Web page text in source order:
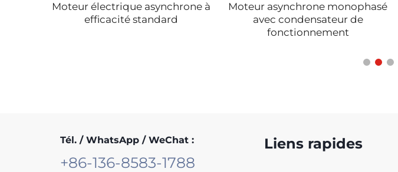
Moteur électrique asynchrone à
efficacité standard
Moteur asynchrone monophasé
avec condensateur de
fonctionnement
Tél. / WhatsApp / WeChat :
+86-136-8583-1788
Liens rapides